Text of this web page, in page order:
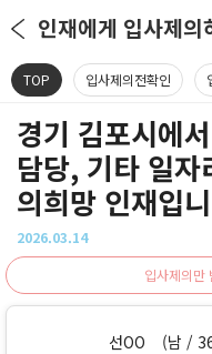
인재에게 입사제의
TOP 입사제의전확인
경기 김포시에
담당, 기타 일자
의희망 인재입
2026.03.14
입사제의만
선OO (남 /